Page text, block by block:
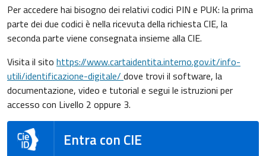
Per accedere hai bisogno dei relativi codici PIN e PUK: la prima
parte dei due codici è nella ricevuta della richiesta CIE, la
seconda parte viene consegnata insieme alla CIE.
Visita il sito https://www.cartaidentita.interno.gov.it/info-
utili/identificazione-digitale/ dove trovi il software, la
documentazione, video e tutorial e segui le istruzioni per
accesso con Livello 2 oppure 3.
Entra con CIE